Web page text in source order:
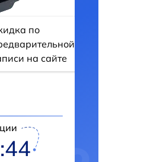
по
на сайте